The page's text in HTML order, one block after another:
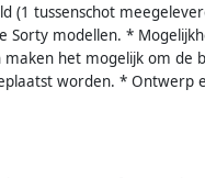
(1 tussenschot
Sorty modellen. *
het mogelijk om de
worden. * Ontwerp